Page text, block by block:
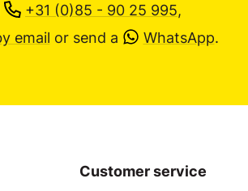
+31 (0)85 - 90 25 995,
email or send a WhatsApp.
Customer service